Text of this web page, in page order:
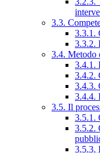
3.3.
3.3.1.
3.3.2.
3.4. Metodo
3.4.1.
3.4.2.
3.4.3.
3.4.4.
3.5. Il
3.5.1.
3.5.2.
3.5.3.